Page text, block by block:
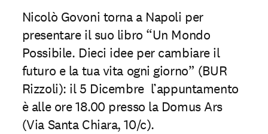
Nicolò Govoni torna a Napoli per
presentare il suo libro “Un Mondo
Possibile. Dieci idee per cambiare il
futuro e la tua vita ogni giorno” (BUR
Rizzoli): il 5 Dicembre l’appuntamento
è alle ore 18.00 presso la Domus Ars
(Via Santa Chiara, 10/c).